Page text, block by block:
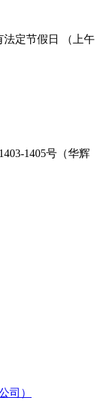
法定节假日 （上午
1405号（华辉
司）